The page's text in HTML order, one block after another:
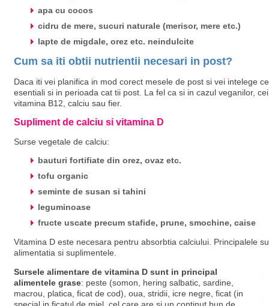
apa cu cocos
cidru de mere, sucuri naturale (merisor, mere etc.)
lapte de migdale, orez etc. neindulcite
Cum sa iti obtii nutrientii necesari in post?
Daca iti vei planifica in mod corect mesele de post si vei intelege
esentiali si in perioada cat tii post. La fel ca si in cazul veganilor,
vitamina B12, calciu sau fier.
Supliment de calciu si vitamina D
Surse vegetale de calciu:
bauturi fortifiate din orez, ovaz etc.
tofu organic
seminte de susan si tahini
leguminoase
fructe uscate precum stafide, prune, smochine, caise
Vitamina D este necesara pentru absorbtia calciului. Principalele
alimentatia si suplimentele.
Sursele alimentare de vitamina D sunt in principal
alimentele grase: peste (somon, hering salbatic, sardine,
macrou, platica, ficat de cod), oua, stridii, icre negre, ficat (in